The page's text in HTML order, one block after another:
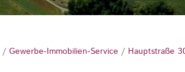
/ Gewerbe-Immobilien-Service / Hauptstraße